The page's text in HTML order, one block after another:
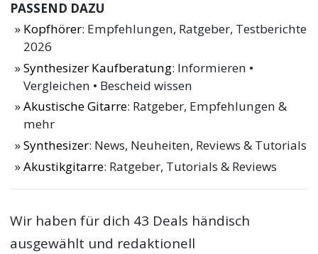
PASSEND DAZU
Kopfhörer: Empfehlungen, Ratgeber, Testberichte
2026
Synthesizer Kaufberatung: Informieren •
Vergleichen • Bescheid wissen
Akustische Gitarre: Ratgeber, Empfehlungen &
mehr
Synthesizer: News, Neuheiten, Reviews & Tutorials
Akustikgitarre: Ratgeber, Tutorials & Reviews
Wir haben für dich 43 Deals händisch
ausgewählt und redaktionell